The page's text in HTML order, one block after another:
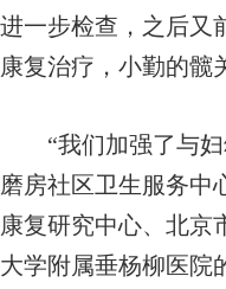
进一步检查，之后又
康复治疗，小勤的髋
“我们加强了与妇
磨房社区卫生服务中
康复研究中心、北京
大学附属垂杨柳医院